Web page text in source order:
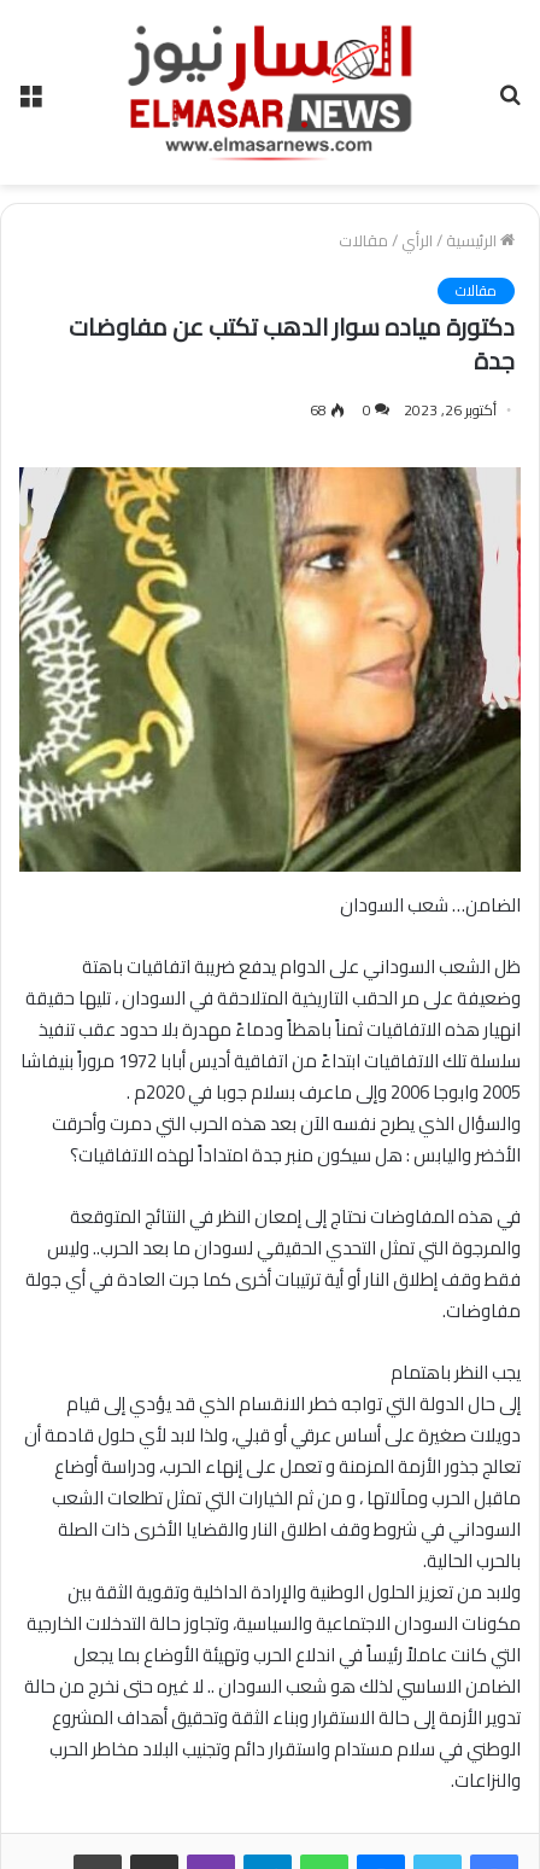
الرئيسية/الرأي/مقالات
مقالات
دكتورة مياده سوار الدهب تكتب عن مفاوضات
جدة
أكتوبر 26, 2023 0
68
الضامن… شعب السودان
ظل الشعب السوداني على الدوام يدفع ضريبة اتفاقيات باهتة
وضعيفة على مر الحقب التاريخية المتلاحقة في السودان ، تليها حقيقة
انهيار هذه الاتفاقيات ثمناً باهظاً ودماءً مهدرة بلا حدود عقب تنفيذ
سلسلة تلك الاتفاقيات ابتداءً من اتفاقية أديس أبابا 1972 مروراً بنيفاشا
2005 وابوجا 2006 وإلى ماعرف بسلام جوبا في 2020م .
والسؤال الذي يطرح نفسه الآن بعد هذه الحرب التي دمرت وأحرقت
الأخضر واليابس : هل سيكون منبر جدة امتداداً لهذه الاتفاقيات؟
في هذه المفاوضات نحتاج إلى إمعان النظر في النتائج المتوقعة
والمرجوة التي تمثل التحدي الحقيقي لسودان ما بعد الحرب.. وليس
فقط وقف إطلاق النار أو أية ترتيبات أخرى كما جرت العادة في أي جولة
مفاوضات.
يجب النظر باهتمام
إلى حال الدولة التي تواجه خطر الانقسام الذي قد يؤدي إلى قيام
دويلات صغيرة على أساس عرقي أو قبلي، ولذا لابد لأي حلول قادمة أن
تعالج جذور الأزمة المزمنة و تعمل على إنهاء الحرب، ودراسة أوضاع
ماقبل الحرب ومآلاتها ، و من ثم الخيارات التي تمثل تطلعات الشعب
السوداني في شروط وقف اطلاق النار والقضايا الأخرى ذات الصلة
بالحرب الحالية.
ولابد من تعزيز الحلول الوطنية والإرادة الداخلية وتقوية الثقة بين
مكونات السودان الاجتماعية والسياسية، وتجاوز حالة التدخلات الخارجية
التي كانت عاملاً رئيساً في اندلاع الحرب وتهيئة الأوضاع بما يجعل
الضامن الاساسي لذلك هو شعب السودان .. لا غيره حتى نخرج من حالة
تدوير الأزمة إلى حالة الاستقرار وبناء الثقة وتحقيق أهداف المشروع
الوطني في سلام مستدام واستقرار دائم وتجنيب البلاد مخاطر الحرب
والنزاعات.
فيسبوكتويتر ماسنجر واتساب تيلقرام ڤايبر مشاركة عبر البريد طباعة